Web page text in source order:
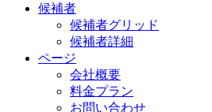
候補者
候補者グリッド
候補者詳細
ページ
会社概要
料金プラン
お問い合わせ